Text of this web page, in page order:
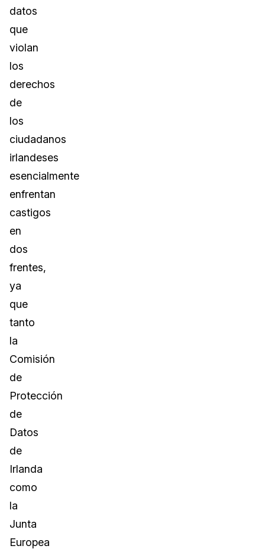
datos
que
violan
los
derechos
de
los
ciudadanos
irlandeses
esencialmente
enfrentan
castigos
en
dos
frentes,
ya
que
tanto
la
Comisión
de
Protección
de
Datos
de
Irlanda
como
la
Junta
Europea